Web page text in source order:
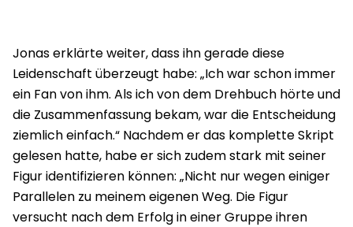
Jonas erklärte weiter, dass ihn gerade diese
Leidenschaft überzeugt habe: „Ich war schon immer
ein Fan von ihm. Als ich von dem Drehbuch hörte und
die Zusammenfassung bekam, war die Entscheidung
ziemlich einfach.“ Nachdem er das komplette Skript
gelesen hatte, habe er sich zudem stark mit seiner
Figur identifizieren können: „Nicht nur wegen einiger
Parallelen zu meinem eigenen Weg. Die Figur
versucht nach dem Erfolg in einer Gruppe ihren